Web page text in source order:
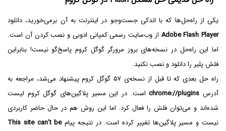
یکی از راه‌حل‌ها که با اندکی جست‌وجو در اینترنت به آن برمی‌خورید، دانلود
Adobe Flash Player از وب‌سایت رسمی کمپانی ادوبی و نصب کردن آن است.
اما این راه‌حل در نسخه‌های بروز مرورگر گوگل کروم پاسخ‌گو نیست! بنابراین
فلش پلیر را دانلود و نصب نکنید.
راه حل بعدی که تا قبل از نسخه‌ی ۵۷ گوگل کروم پیشنهاد می‌شد، مراجعه به
آدرس chrome://plugins است. در این مسیر پلاگین‌های گوگل کروم لیست
شده‌اند و می‌توان فلش را فعال کرد. اما این روش هم در حال حاضر کاربردی
نیست و مسیر پلاگین‌ها تغییر کرده است. در نتیجه پیامThis site can’t be